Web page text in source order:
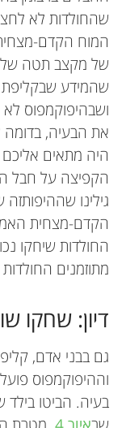
שהחולדות לא
המוח הקדם-
של מקצב תטה של
שהמידע
ושבהיפוקמפוס
את הבעיה,
היה מתאים
הקפיצה על חבל
גילינו
הקדם-מצחית
החולדות שיחקו
מתוזמנים
דיון: שחקו
גם בבני אדם,
וההיפוקמפוס
בעיה. הביטו